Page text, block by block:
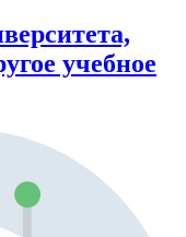
учебное